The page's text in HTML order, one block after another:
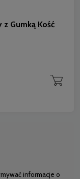
z Gumką Kość
informacje o